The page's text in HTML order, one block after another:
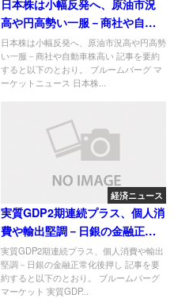
日本株は小幅反発へ、原油市況
高や円高勢い一服－商社や自動
車株高い
日本株は小幅反発へ、原油市況高や円高勢
い一服－商社や自動車株高い 記事を要約
すると以下のとおり。 ブルームバーグ マ
ーケットニュース 日本株...
経済ニュース
実質GDP2期連続プラス、個人消
費や輸出堅調－日銀の金融正常
化後押し
実質GDP2期連続プラス、個人消費や輸出
堅調－日銀の金融正常化後押し 記事を要
約すると以下のとおり。 ブルームバーグ
マーケット 実質GDP...